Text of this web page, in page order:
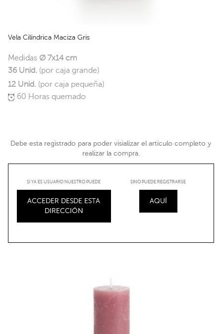
Vela Cilíndrica Maciza Gris
Medidas Ø 7x14 cm
36 Unid. (por caja grande)
12 Unid. (por caja pequeña)
60 Horas quemado
Debe esta registrado para poder visializar el artículo completo y
realizar la compra.
SI YA ES USUARIO NUESTRO PUEDE
ACCEDER DESDE ESTA
DIRECCIÓN
SINO PUEDE REGISTRARSE
AQUÍ